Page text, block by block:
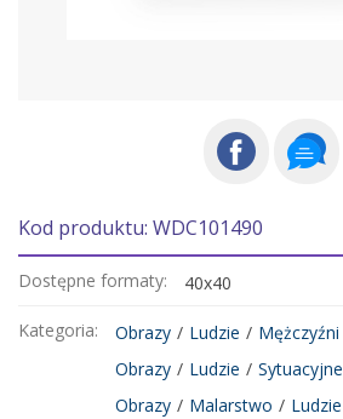
Kod produktu: WDC101490
Dostępne formaty: 40x40
Kategoria: Obrazy / Ludzie / Mężczyźni
Obrazy / Ludzie / Sytuacyjne
Obrazy / Malarstwo / Ludzie